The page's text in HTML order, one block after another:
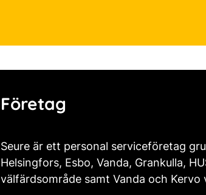
Företag
Seure är ett personal serviceföretag
Helsingfors, Esbo, Vanda, Grankulla,
välfärdsområde samt Vanda och Kervo